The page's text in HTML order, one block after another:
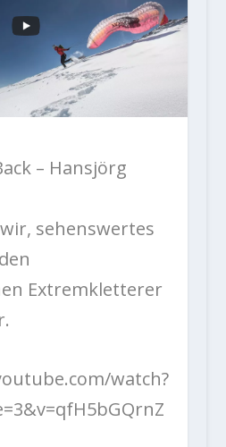
– Hansjörg
sehenswertes
Extremkletterer
watch?